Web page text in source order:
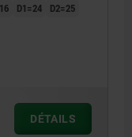
D1=24
D2=25
DÉTAILS